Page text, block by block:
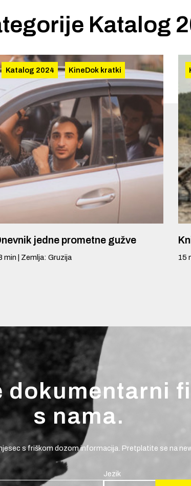
Katalog
Katalog 2024 KineDok kratki
jedne prometne gužve
min Zemlja: Gruzija 15
dokumentarni
s nama.
s friškom dozom informacija. Pretplatite se na
Jezik